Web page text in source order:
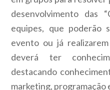
desenvolvimento das
equipes, que poderão
evento ou já
deverá ter
destacando
marketing, programação